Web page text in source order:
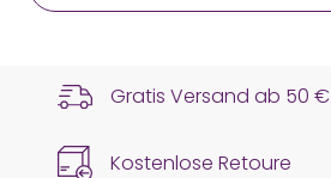
Gratis Versand ab 50 €
Kostenlose Retoure